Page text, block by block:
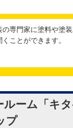
の専門家に塗料や塗
くことができます。
ーム「キタ
プ